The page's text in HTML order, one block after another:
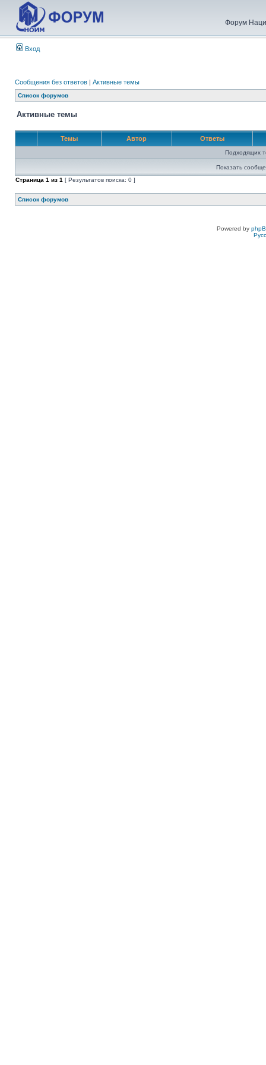
Форум
Вход
Сообщения без ответов | Активные темы
Список форумов
Активные темы
Темы Автор Ответы
Подходящих
Показать
Страница 1 из 1 [ Результатов поиска: 0 ]
Список форумов
Powered by